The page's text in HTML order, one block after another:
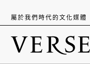
屬於我們時代的文化媒體